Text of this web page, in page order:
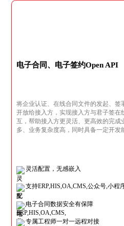
电子合同、电子签约Open API
将企业认证、在线合同文件的发起、
开放给接入方，实现接入方与君子签在
互，帮助接入方更灵活、更高效的完成
多、业务复杂度高，同时具备一定开发
灵活配置，无感嵌入
支持ERP,HIS,OA,CMS,公众号,小程
电子合同数据安全有保障
专属工程师一对一远程对接